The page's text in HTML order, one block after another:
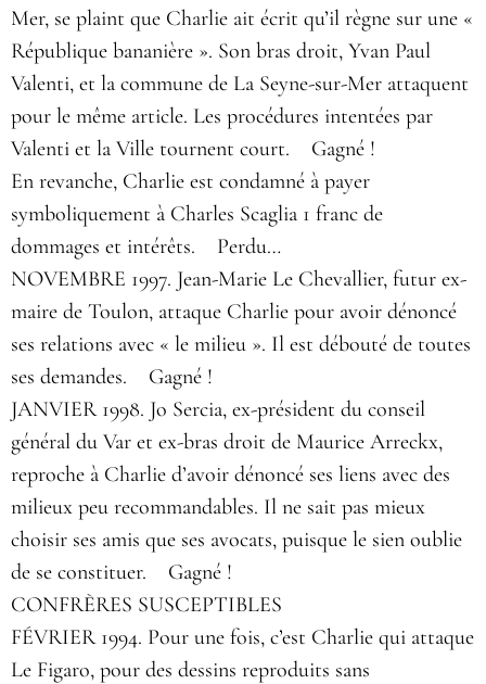
Mer, se plaint que Charlie ait écrit qu’il règne sur une «
République bananière ». Son bras droit, Yvan Paul
Valenti, et la commune de La Seyne-sur-Mer attaquent
pour le même article. Les procédures intentées par
Valenti et la Ville tournent court. Gagné !
En revanche, Charlie est condamné à payer
symboliquement à Charles Scaglia 1 franc de
dommages et intérêts. Perdu…
NOVEMBRE 1997. Jean-Marie Le Chevallier, futur ex-
maire de Toulon, attaque Charlie pour avoir dénoncé
ses relations avec « le milieu ». Il est débouté de toutes
ses demandes. Gagné !
JANVIER 1998. Jo Sercia, ex-président du conseil
général du Var et ex-bras droit de Maurice Arreckx,
reproche à Charlie d’avoir dénoncé ses liens avec des
milieux peu recommandables. Il ne sait pas mieux
choisir ses amis que ses avocats, puisque le sien oublie
de se constituer. Gagné !
CONFRÈRES SUSCEPTIBLES
FÉVRIER 1994. Pour une fois, c’est Charlie qui attaque
Le Figaro, pour des dessins reproduits sans